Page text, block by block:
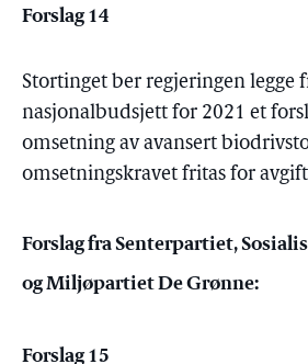
Forslag 14
Stortinget ber regjeringen legge
nasjonalbudsjett for 2021 et
omsetning av avansert
omsetningskravet fritas for
Forslag fra Senterpartiet,
og Miljøpartiet De Grønne:
Forslag 15